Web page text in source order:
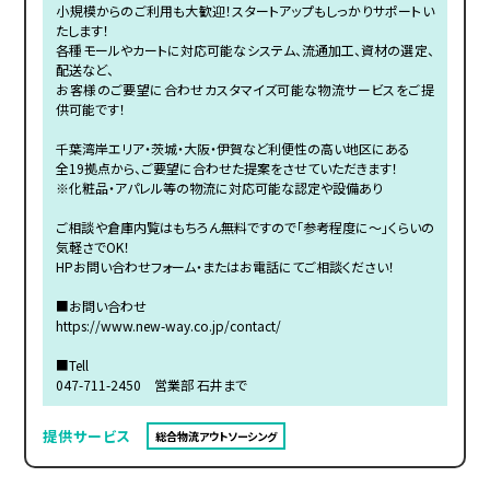
小規模からのご利用も大歓迎！スタートアップもしっかりサポートい
たします！
各種モールやカートに対応可能なシステム、流通加工、資材の選定、
配送など、
お客様のご要望に合わせカスタマイズ可能な物流サービスをご提
供可能です！
千葉湾岸エリア・茨城・大阪・伊賀など利便性の高い地区にある
全19拠点から、ご要望に合わせた提案をさせていただきます！
※化粧品・アパレル等の物流に対応可能な認定や設備あり
ご相談や倉庫内覧はもちろん無料ですので「参考程度に～」くらいの
気軽さでOK！
HPお問い合わせフォーム・またはお電話にてご相談ください！
■お問い合わせ
https://www.new-way.co.jp/contact/
■Tell
047-711-2450 営業部 石井まで
提供サービス 総合物流アウトソーシング